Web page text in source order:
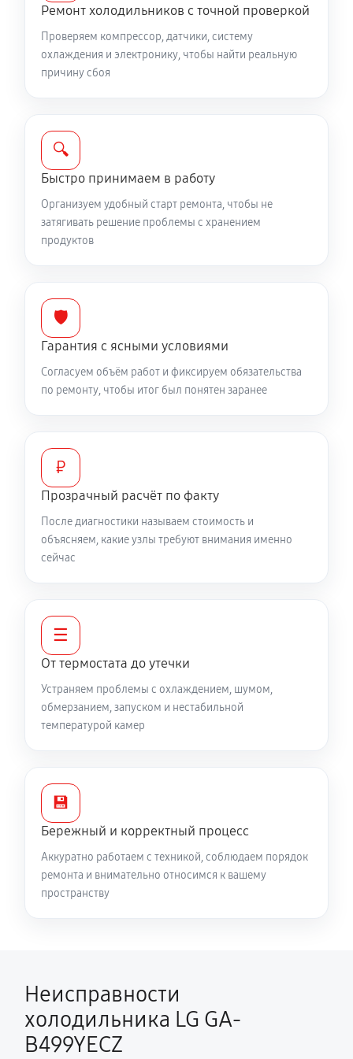
Ремонт холодильников с точной проверкой
Проверяем компрессор, датчики, систему
охлаждения и электронику, чтобы найти реальную
причину сбоя
🔍
Быстро принимаем в работу
Организуем удобный старт ремонта, чтобы не
затягивать решение проблемы с хранением
продуктов
🛡️
Гарантия с ясными условиями
Согласуем объём работ и фиксируем обязательства
по ремонту, чтобы итог был понятен заранее
₽
Прозрачный расчёт по факту
После диагностики называем стоимость и
объясняем, какие узлы требуют внимания именно
сейчас
☰
От термостата до утечки
Устраняем проблемы с охлаждением, шумом,
обмерзанием, запуском и нестабильной
температурой камер
💾
Бережный и корректный процесс
Аккуратно работаем с техникой, соблюдаем порядок
ремонта и внимательно относимся к вашему
пространству
Неисправности
холодильника LG GA-
B499YECZ